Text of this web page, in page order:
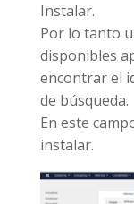
Instalar.
Por lo tanto
disponibles
encontrar el
de búsqueda.
En este
instalar.